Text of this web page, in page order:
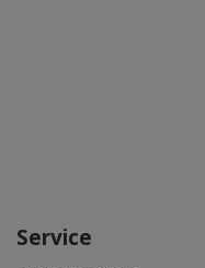
Service